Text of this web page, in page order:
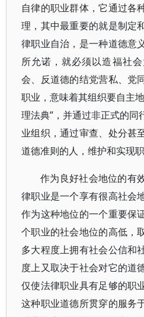
自律的职业群体，它通过各
理，其中最重要的就是制定
律职业自治，是一种道德意
所允诺，就必须以造福社
会、反道德的结党营私、党
职业，意味着其组织要自主
理法典”，并通过非正式的
业组织，通过审查、处分甚
道德准则的人，维护和实现职
作为良好社会地位的有
律职业是一个享有很高社会
作为这种地位的一个重要保
个职业的社会地位的高低，
多大程度上拥有社会公信和
度上又取决于社会对它的道
仅使法律职业具有足够的职
这种职业道德所贯穿的服务